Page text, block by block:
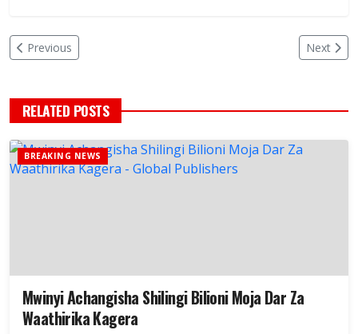
Previous Next
RELATED POSTS
BREAKING NEWS
Mwinyi Achangisha Shilingi Bilioni Moja Dar Za
Waathirika Kagera